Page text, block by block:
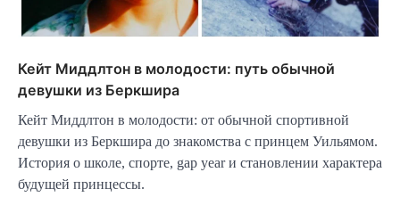
Кейт Миддлтон в молодости: путь обычной
девушки из Беркшира
Кейт Миддлтон в молодости: от обычной спортивной
девушки из Беркшира до знакомства с принцем Уильямом.
История о школе, спорте, gap year и становлении характера
будущей принцессы.